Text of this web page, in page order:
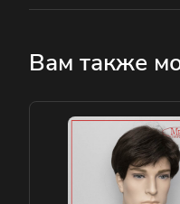
Вам также